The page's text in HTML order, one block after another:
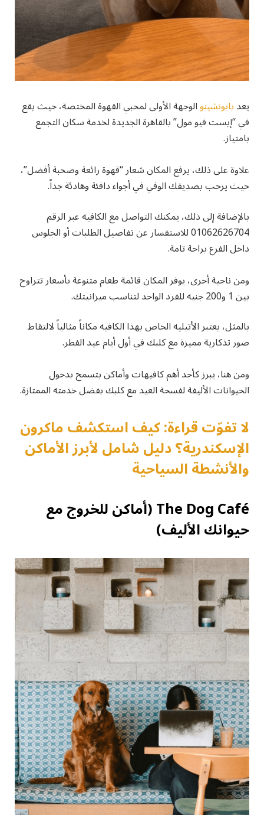
يعدبابوتشينوالوجهة الأولى لمحبي القهوة المختصة، حيث يقع
في “إيست فيو مول” بالقاهرة الجديدة لخدمة سكان التجمع
بامتياز.
علاوة على ذلك، يرفع المكان شعار “قهوة رائعة وصحبة أفضل”،
حيث يرحب بصديقك الوفي في أجواء دافئة وهادئة جداً.
بالإضافة إلى ذلك، يمكنك التواصل مع الكافيه عبر الرقم
01062626704 للاستفسار عن تفاصيل الطلبات أو الجلوس
داخل الفرع براحة تامة.
ومن ناحية أخرى، يوفر المكان قائمة طعام متنوعة بأسعار تتراوح
بين 1 و200 جنيه للفرد الواحد لتناسب ميزانيتك.
بالمثل، يعتبر الأتيليه الخاص بهذا الكافيه مكاناً مثالياً لالتقاط
صور تذكارية مميزة مع كلبك في أول أيام عيد الفطر.
ومن هنا، يبرز كأحد أهم كافيهات وأماكن بتسمح بدخول
الحيوانات الأليفة لفسحة العيد مع كلبك بفضل خدمته الممتازة.
لا تفوّت قراءة: كيف استكشف ماكرون
الإسكندرية؟ دليل شامل لأبرز الأماكن
والأنشطة السياحية
The Dog Café (أماكن للخروج مع
حيوانك الأليف)